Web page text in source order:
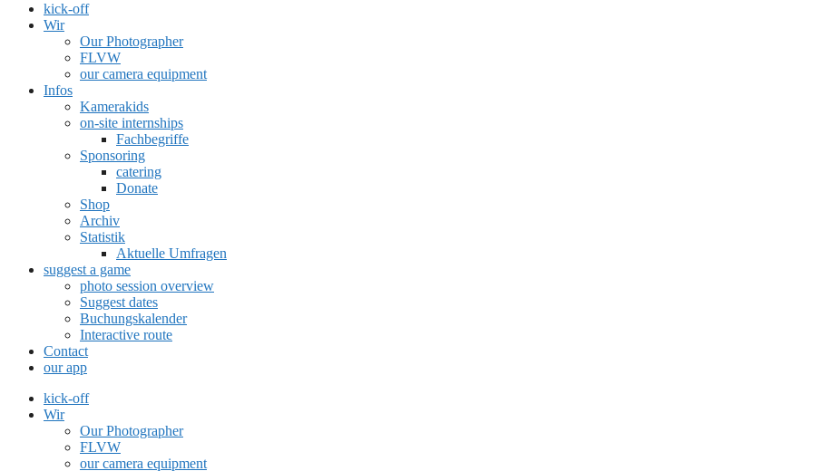
kick-off
Wir
Our Photographer
FLVW
our camera equipment
Infos
Kamerakids
on-site internships
Fachbegriffe
Sponsoring
catering
Donate
Shop
Archiv
Statistik
Aktuelle Umfragen
suggest a game
photo session overview
Suggest dates
Buchungskalender
Interactive route
Contact
our app
kick-off
Wir
Our Photographer
FLVW
our camera equipment